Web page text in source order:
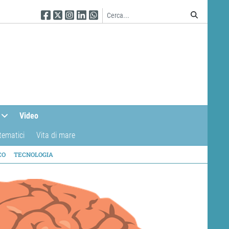
Seguici su Facebook
Seguici su Twitter
Seguici su Instagram
Seguici su Linkedin
Seguici su WhatsApp
Video
Vita di mare
TECNOLOGIA